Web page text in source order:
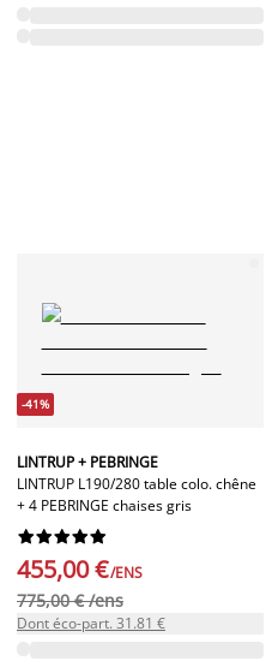
-41%
LINTRUP + PEBRINGE
LINTRUP L190/280 table colo. chêne
+ 4 PEBRINGE chaises gris






455,00 €/ENS
775,00 € /ens
Dont éco-part. 31.81 €